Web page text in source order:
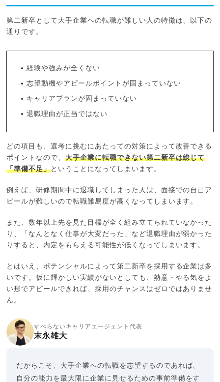
第二新卒として大手企業への転職が難しい人の特徴は、以下の
通りです。
経験や強みが全くない
志望動機やアピールポイントが固まっていない
キャリアプランが固まっていない
退職理由が正当ではない
どの項目も、選考に挑むにあたっての対策によって改善できる
ポイントなので、大手企業に転職できない第二新卒は総じて
「準備不足」ということになってしまいます。
例えば、研修期間中に退職してしまった人は、面接での自己ア
ピールが難しいので転職難易度が高くなってしまいます。
また、数年以上先を見た目標が全く組み立てられていなかった
り、「なんとなく仕事が大変だった」など退職理由が弱かった
りすると、内定をもらえる可能性が低くなってしまいます。
とはいえ、ポテンシャルによって第二新卒を採用する企業は多
いです。仮に輝かしい実績がないとしても、熱意・やる気をよ
い形でアピールできれば、採用のチャンスはゼロではありませ
ん。
すべらないキャリアエージェント代表
末永雄大
だからこそ、大手企業への転職を志望するのであれば、
自分の能力を最大限に企業に見せるための事前準備をす